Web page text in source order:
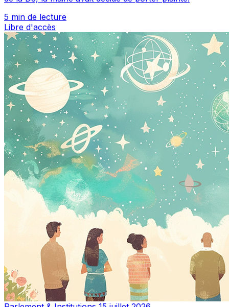
5 min de lecture
Libre d'accès